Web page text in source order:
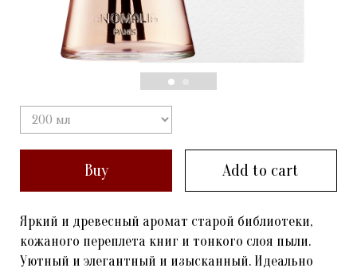
Buy Add to cart
Яркий и древесный аромат старой библиотеки,
кожаного переплета книг и тонкого слоя пыли.
Уютный и элегантный и изысканный. Идеально